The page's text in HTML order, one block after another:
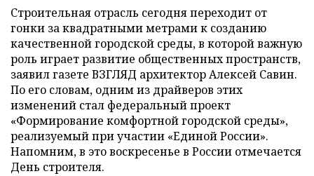
Строительная отрасль сегодня переходит от
гонки за квадратными метрами к созданию
качественной городской среды, в которой важную
роль играет развитие общественных пространств,
заявил газете ВЗГЛЯД архитектор Алексей Савин.
По его словам, одним из драйверов этих
изменений стал федеральный проект
«Формирование комфортной городской среды»,
реализуемый при участии «Единой России».
Напомним, в это воскресенье в России отмечается
День строителя.